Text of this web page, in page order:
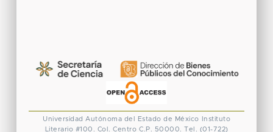
Universidad Autónoma del Estado de México
Instituto
Literario #100. Col. Centro C.P. 50000. Tel. (01-722)